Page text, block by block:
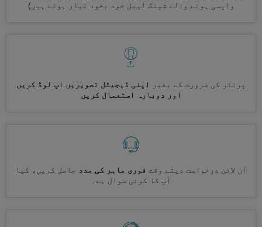
واپسی ہونے والے شپنگ لیبل خود بخود تیار ہوتے ہیں)
پرنٹر کی ضرورت کے بغیر
اپنی ڈیجیٹل تصویریں اپ لوڈ کریں
اور دوبارہ استعمال کریں
آن لائن درخواست دیتے وقت فوری ماہر کی مدد حاصل کریں، کیا
آپ کا کوئی سوال ہے۔